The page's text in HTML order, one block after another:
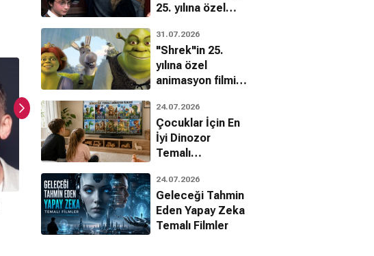
Timothy Dalton Michael Gambon
Alan Weigert
25. yılına özel
bilinmeyenleri!
31.07.2026
"Shrek"in 25.
yılına özel
animasyon filmin
24.07.2026
Çocuklar İçin En
İyi Dinozor
Temalı
Filmleri
24.07.2026
Geleceği Tahmin
Eden Yapay Zeka
Temalı Filmler